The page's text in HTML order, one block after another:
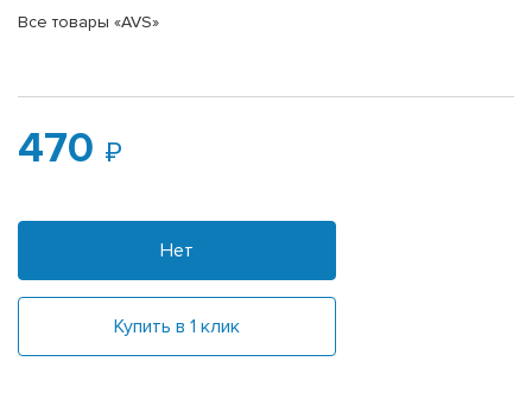
Все товары «AVS»
470
Нет
Купить в 1 клик